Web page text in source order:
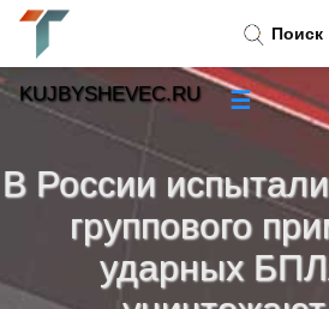
В России
группового
ударных
Поиск
KUJBYSHEVEC.RU ☰
Новости
Тренды новостей»
Рубрики»